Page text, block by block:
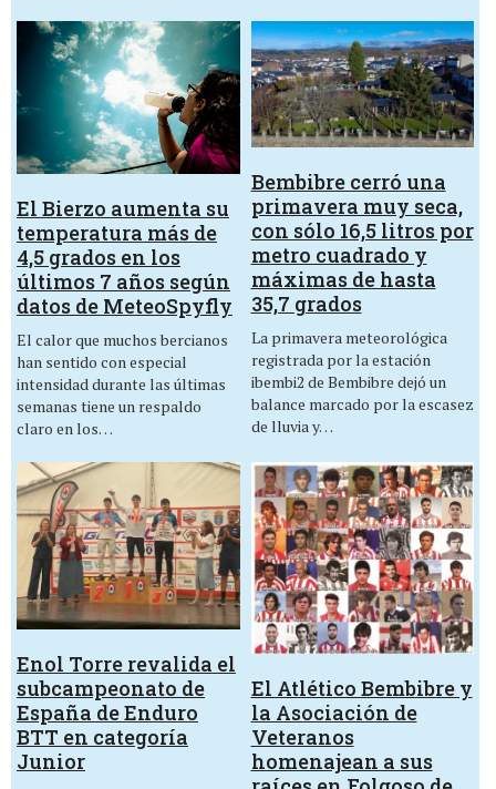
El Bierzo aumenta su
temperatura más de
4,5 grados en los
últimos 7 años según
datos de MeteoSpyfly
El calor que muchos bercianos
han sentido con especial
intensidad durante las últimas
semanas tiene un respaldo
claro en los…
Bembibre cerró una
primavera muy seca,
con sólo 16,5 litros por
metro cuadrado y
máximas de hasta
35,7 grados
La primavera meteorológica
registrada por la estación
ibembi2 de Bembibre dejó un
balance marcado por la escasez
de lluvia y…
Enol Torre revalida el
subcampeonato de
España de Enduro
BTT en categoría
Junior
El Atlético Bembibre y
la Asociación de
Veteranos
homenajean a sus